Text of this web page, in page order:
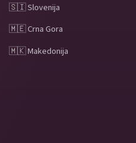
🇸🇮 Slovenija
🇲🇪 Crna Gora
🇲🇰 Makedonija